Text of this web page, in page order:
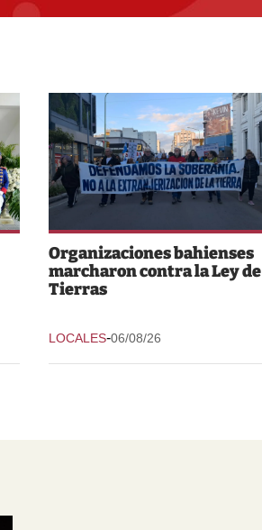
Organizaciones bahienses
marcharon contra la Ley de
Tierras
LOCALES-06/08/26